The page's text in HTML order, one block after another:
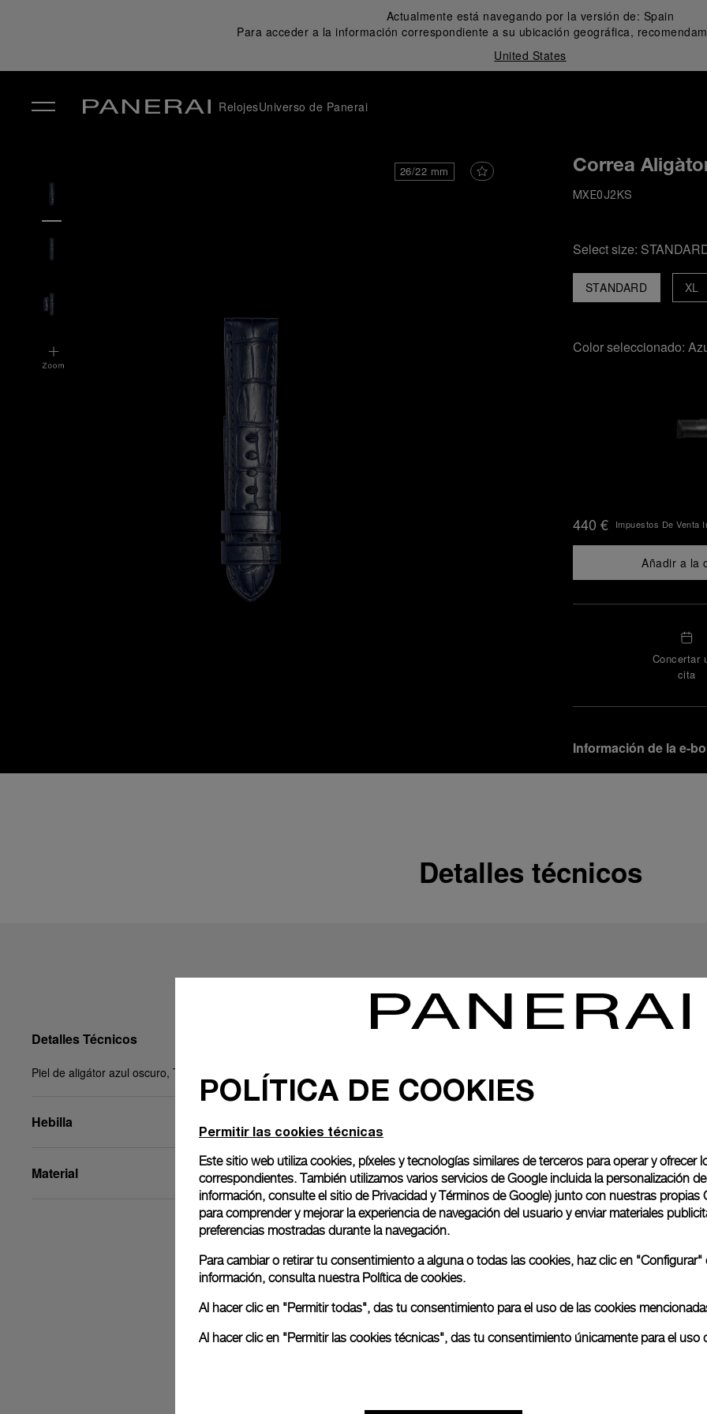
Actualmente está navegando por la versión de: Spain
Para acceder a la información correspondiente a su ubicación geográfica,
United States
RelojesUniverso de Panerai
26/22 mm Correa
MXE0J2KS
Select size:
STANDARD XL
Color seleccionado:
440 € Impuestos De Venta
Añadir a la
Concertar
cita
Información de la e-
Devoluciones y
Officine Panerai
de crédito:
ofrecerá la opción de
Seguir leyendo
no se correspondan con los
Detalles técnicos
Detalles Técnicos
Piel de aligátor azul oscuro, T/T, 26/22, BA, STD
Hebilla
Material
POLÍTICA DE COOKIES
Permitir las cookies técnicas
Este sitio web utiliza cookies, píxeles y tecnologías similares de terceros para operar y ofrecer
correspondientes. También utilizamos varios servicios de Google incluida la personalización
información, consulte el sitio de Privacidad y Términos de Google) junto con nuestras propias
para comprender y mejorar la experiencia de navegación del usuario y enviar materiales
preferencias mostradas durante la navegación.
Para cambiar o retirar tu consentimiento a alguna o todas las cookies, haz clic en
información, consulta nuestra Política de cookies.
Al hacer clic en "Permitir todas", das tu consentimiento para el uso de las cookies
Al hacer clic en "Permitir las cookies técnicas", das tu consentimiento únicamente para el uso